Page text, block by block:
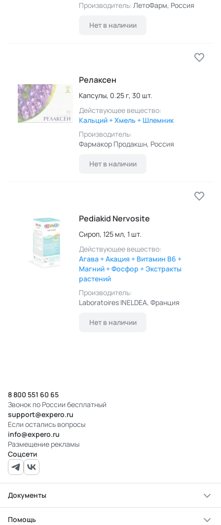
Производитель: ЛетоФарм, Россия
Нет в наличии
Релаксен
Капсулы, 0.25 г, 30 шт.
Действующее вещество:
Кальций + Хмель + Шлемник
Производитель:
Фармакор Продакшн, Россия
Нет в наличии
Pediakid Nervosite
Сироп, 125 мл, 1 шт.
Действующее вещество:
Агава + Акация + Витамин B6 +
Магний + Фосфор + Экстракты
растений
Производитель:
Laboratoires INELDEA, Франция
Нет в наличии
8 800 551 60 65
Звонок по России бесплатный
support@expero.ru
Если остались вопросы
info@expero.ru
Размещение рекламы
Соцсети
Документы
Помощь